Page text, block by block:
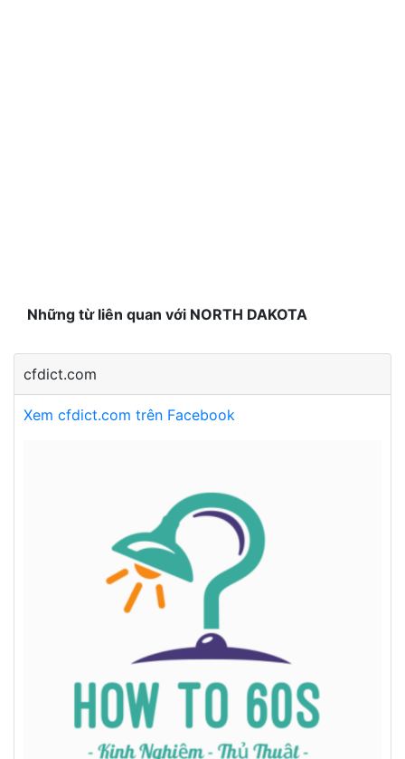
Những từ liên quan với NORTH DAKOTA
cfdict.com
Xem cfdict.com trên Facebook